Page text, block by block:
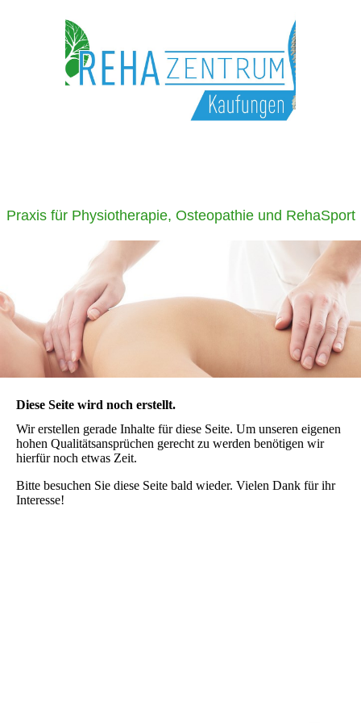
Praxis für Physiotherapie, Osteopathie und RehaSport
Diese Seite wird noch erstellt.
Wir erstellen gerade Inhalte für diese Seite. Um unseren eigenen
hohen Qualitätsansprüchen gerecht zu werden benötigen wir
hierfür noch etwas Zeit.
Bitte besuchen Sie diese Seite bald wieder. Vielen Dank für ihr
Interesse!